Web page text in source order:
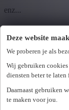
Deze website
We proberen je als
Wij gebruiken cookies
diensten beter te
Daarnaast gebruiken
te maken voor jou.
enz...
Het is ook niet
in te schakelen.